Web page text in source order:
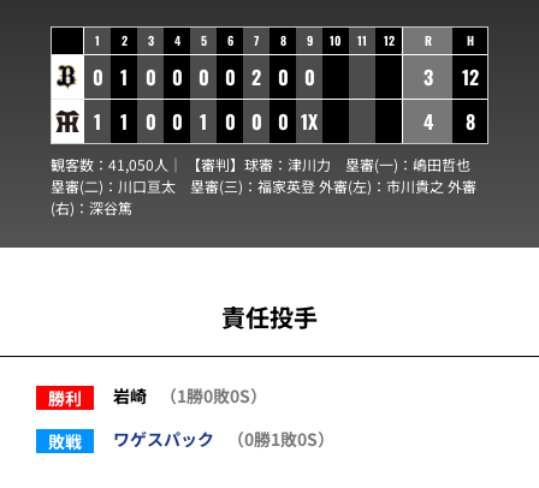
1 2 3 4 5 6 7 8 9 10 11 12
0 1 0 0 0 0 2 0 0
1
1 0 0 1 0 0 0 1X
R H
3
12
4
8
観客数：41,050人｜ 【審判】球審： 津川力 塁審(一)： 嶋田哲也
塁審(二)： 川口亘太 塁審(三)： 福家英登外審(左)： 市川貴之 外審
(右)： 深谷篤
責任投手
勝利 岩崎
（1勝0敗0S）
敗戦
ワゲスパック （0勝1敗0S）